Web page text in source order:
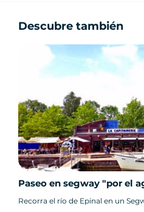
Descubre también
Paseo en segway "por el
Recorra el río de Epinal en un